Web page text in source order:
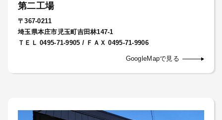
第二工場
〒367-0211
埼玉県本庄市児玉町吉田林147-1
ＴＥＬ 0495-71-9905 / ＦＡＸ 0495-71-9906
GoogleMapで見る